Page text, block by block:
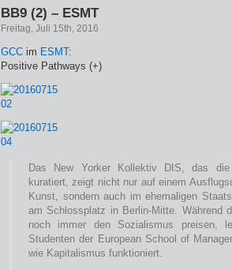
BB9 (2) – ESMT
Freitag, Juli 15th, 2016
GCC im ESMT:
Positive Pathways (+)
Das New Yorker Kollektiv DIS, das die
kuratiert, zeigt nicht nur auf einem
Kunst, sondern auch im ehemaligen
am Schlossplatz in Berlin-Mitte. Während
noch immer den Sozialismus preisen,
Studenten der European School of
wie Kapitalismus funktioniert.